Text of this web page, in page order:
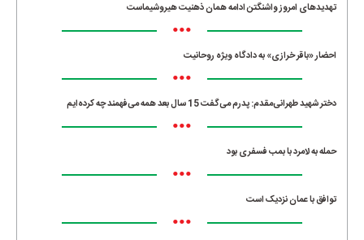
تهدیدهای امروز واشنگتن ادامه همان ذهنیت هیروشیماست
•••
احضار «باقر خرازی» به دادگاه ویژه روحانیت
•••
دختر شهید طهرانی‌مقدم: پدرم می‌گفت 15 سال بعد همه می‌فهمند چه کرده‌ایم
•••
حمله به لامرد با بمب فسفری بود
•••
توافق با عمان نزدیک است
•••